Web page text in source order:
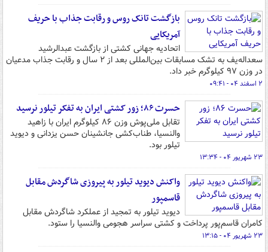
بازگشت تانک روس و رقابت جذاب با حریف
آمریکایی
اتحادیه جهانی کشتی از بازگشت عبدالرشید
سعداله‌یف به تشک مسابقات بین‌المللی بعد از ۲ سال و رقابت جذاب مدعیان
در وزن ۹۷ کیلوگرم خبر داد.
۲ اسفند ۰۴ - ۰۹:۴۱
حسرت ۸۶؛ زور کشتی ایران به تفکر تیلور نرسید
تقابل ملی‌پوش وزن ۸۶ کیلوگرم ایران با زاهید
والنسیا، طناب‌کشی جانشینان حسن یزدانی و دیوید
تیلور بود.
۲۳ شهریور ۰۴ - ۱۳:۳۴
واکنش دیوید تیلور به پیروزی شاگردش مقابل
قاسمپور
دیوید تیلور به تمجید از عملکرد شاگردش مقابل
کامران قاسم‌پور پرداخت و کشتی سراسر هجومی والنسیا را ستود.
۲۳ شهریور ۰۴ - ۱۳:۱۵